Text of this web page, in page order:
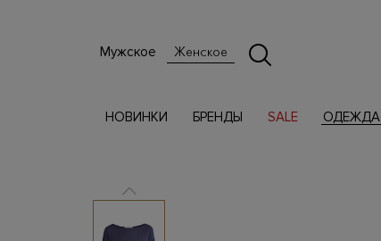
Мужское Женское
НОВИНКИ БРЕНДЫ SALE ОДЕЖДА